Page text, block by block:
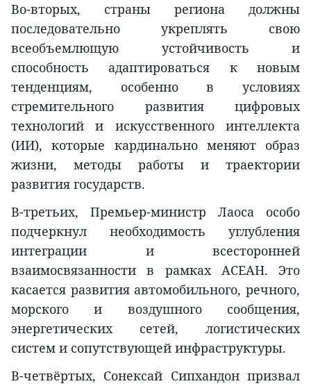
Во-вторых, страны региона должны
последовательно укреплять свою
всеобъемлющую устойчивость и
способность адаптироваться к новым
тенденциям, особенно в условиях
стремительного развития цифровых
технологий и искусственного интеллекта
(ИИ), которые кардинально меняют образ
жизни, методы работы и траектории
развития государств.
В-третьих, Премьер-министр Лаоса особо
подчеркнул необходимость углубления
интеграции и всесторонней
взаимосвязанности в рамках АСЕАН. Это
касается развития автомобильного, речного,
морского и воздушного сообщения,
энергетических сетей, логистических
систем и сопутствующей инфраструктуры.
В-четвёртых, Сонексай Сипхандон призвал